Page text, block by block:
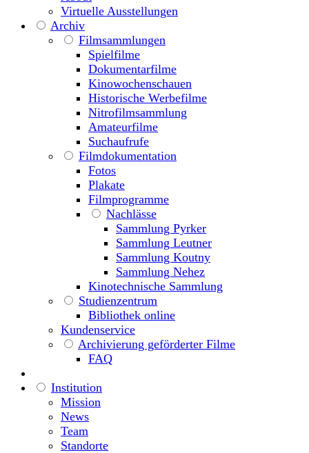
Virtuelle Ausstellungen
Archiv
Filmsammlungen
Spielfilme
Dokumentarfilme
Kinowochenschauen
Historische Werbefilme
Nitrofilmsammlung
Amateurfilme
Suchaufrufe
Filmdokumentation
Fotos
Plakate
Filmprogramme
Nachlässe
Sammlung Pyrker
Sammlung Leutner
Sammlung Koutny
Sammlung Nehez
Kinotechnische Sammlung
Studienzentrum
Bibliothek online
Kundenservice
Archivierung geförderter Filme
FAQ
Institution
Mission
News
Team
Standorte